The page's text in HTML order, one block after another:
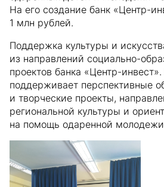
На его создание банк «Центр-
1 млн рублей.
Поддержка культуры и
из направлений социально-
проектов банка «Центр-
поддерживает перспективные
и творческие проекты,
региональной культуры и
на помощь одаренной